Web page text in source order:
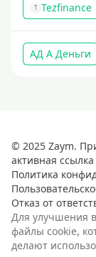
T Tezfinance
АД А Деньги
© 2025 Zaym.
активная
Политика
Отказ от
Для улучшения
файлы cookie,
делают